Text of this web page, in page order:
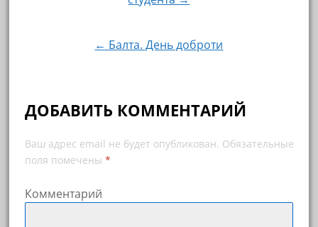
← Балта. День доброти
ДОБАВИТЬ КОММЕНТАРИЙ
Ваш адрес email не будет опубликован. Обязательные
поля помечены *
Комментарий